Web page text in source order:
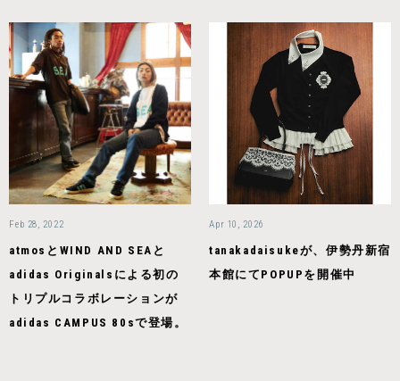
Feb 28, 2022
atmosとWIND AND SEAと
adidas Originalsによる初の
トリプルコラボレーションが
adidas CAMPUS 80sで登場。
Apr 10, 2026
tanakadaisukeが、伊勢丹新宿
本館にてPOPUPを開催中